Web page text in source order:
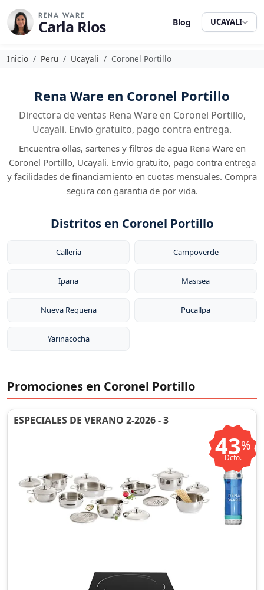
RENA WARE
Carla Rios Blog UCAYALI
Inicio Peru Ucayali Coronel Portillo
Rena Ware en Coronel Portillo
Directora de ventas Rena Ware en Coronel Portillo,
Ucayali. Envio gratuito, pago contra entrega.
Encuentra ollas, sartenes y filtros de agua Rena Ware en
Coronel Portillo, Ucayali. Envio gratuito, pago contra entrega
y facilidades de financiamiento en cuotas mensuales. Compra
segura con garantia de por vida.
Distritos en Coronel Portillo
Calleria Campoverde
Iparia Masisea
Nueva Requena Pucallpa
Yarinacocha
Promociones en Coronel Portillo
ESPECIALES DE VERANO 2-2026 - 3
43%
Dcto.